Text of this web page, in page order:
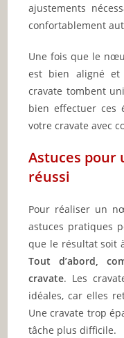
ajustements
confortablement
Une fois que le
est bien aligné
cravate tombent
bien effectuer ces
votre cravate avec
Astuces pour
réussi
Pour réaliser un
astuces pratiques
que le résultat soit
Tout d’abord,
cravate. Les
idéales, car elles
Une cravate trop
tâche plus difficile.